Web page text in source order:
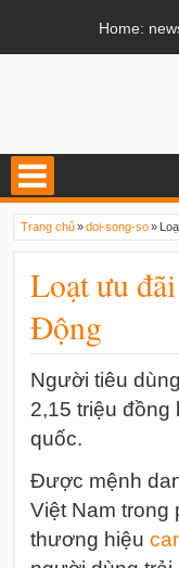
Trang chủ»doi-song-so»
Loạt ưu
Động
Người tiêu
2,15 triệu đồng
quốc.
Được mệnh
Việt Nam trong
thương hiệu
Home: